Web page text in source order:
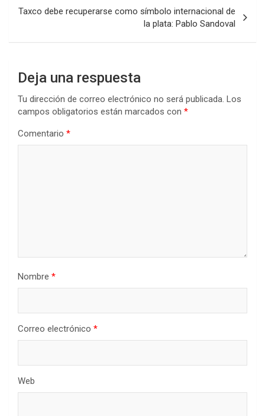
Taxco debe recuperarse como símbolo internacional de
la plata: Pablo Sandoval
Deja una respuesta
Tu dirección de correo electrónico no será publicada. Los
campos obligatorios están marcados con *
Comentario *
Nombre *
Correo electrónico *
Web